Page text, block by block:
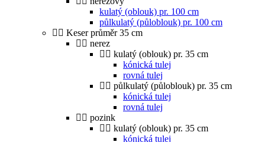
kulatý (oblouk) pr. 100 cm
půlkulatý (půloblouk) pr. 100 cm
Keser průměr 35 cm
nerez
kulatý (oblouk) pr. 35 cm
kónická tulej
rovná tulej
půlkulatý (půloblouk) pr. 35 cm
kónická tulej
rovná tulej
pozink
kulatý (oblouk) pr. 35 cm
kónická tulej